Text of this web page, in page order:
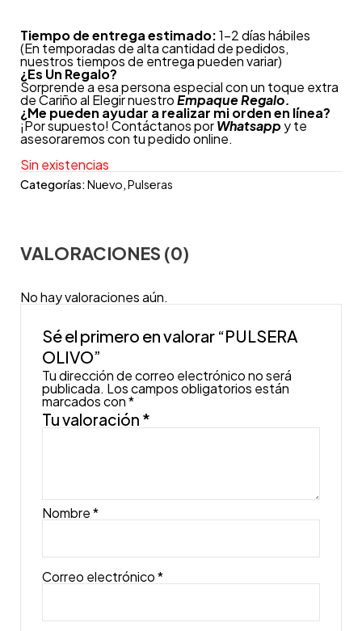
Tiempo de entrega estimado:1-2 días hábiles
(En temporadas de alta cantidad de pedidos,
nuestros tiempos de entrega pueden variar)
¿Es Un Regalo?
Sorprende a esa persona especial con un toque extra
de Cariño al Elegir nuestroEmpaque Regalo.
¿Me pueden ayudar a realizar mi orden en línea?
¡Por supuesto! Contáctanos porWhatsapp y te
asesoraremos con tu pedido online.
Sin existencias
Categorías:Nuevo,Pulseras
VALORACIONES (0)
No hay valoraciones aún.
Sé el primero en valorar “PULSERA
OLIVO”
Tu dirección de correo electrónico no será
publicada. Los campos obligatorios están
marcados con*
Tu valoración *
Nombre*
Correo electrónico*